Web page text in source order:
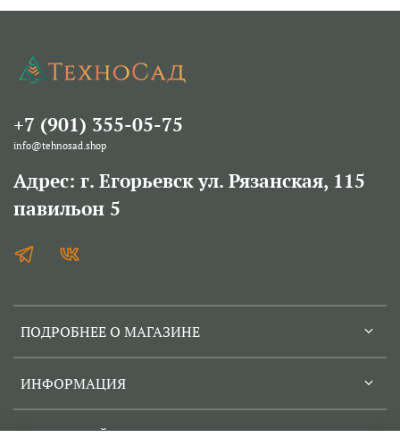
ПОДРОБНЕЕ О МАГАЗИНЕ
ИНФОРМАЦИЯ
СЕРВИСНЫЙ ЦЕНТР
+7 (901) 355-05-75
info@tehnosad.shop
Адрес: г. Егорьевск ул. Рязанская, 115
павильон 5